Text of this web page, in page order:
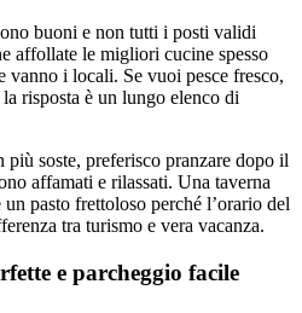
buoni e non tutti i posti validi
affollate le migliori cucine spesso
vanno i locali. Se vuoi pesce fresco,
risposta è un lungo elenco di
soste, preferisco pranzare dopo il
affamati e rilassati. Una taverna
pasto frettoloso perché l’orario del
tra turismo e vera vacanza.
e parcheggio facile